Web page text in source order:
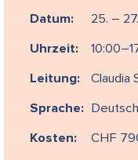
Datum: 25. –
Uhrzeit:
Leitung: Claudia
Sprache: Deutsch
Kosten: CHF